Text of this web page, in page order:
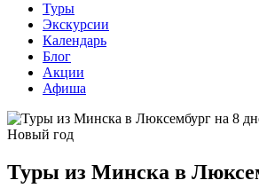
Туры
Экскурсии
Календарь
Блог
Акции
Афиша
Туры из Минска в